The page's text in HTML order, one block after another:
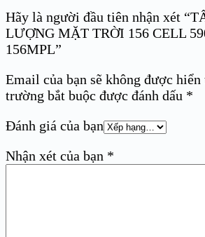
Hãy là người đầu tiên nhận xét
LƯỢNG MẶT TRỜI 156 CELL
156MPL”
Email của bạn sẽ không được
trường bắt buộc được đánh dấu *
Đánh giá của bạn
Nhận xét của bạn *